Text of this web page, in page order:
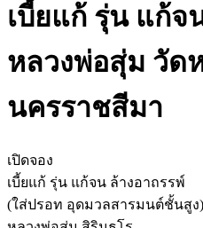
เบี้ยแก้ รุ่น แก้จ
หลวงพ่อสุ่ม วัด
นครราชสีมา
เปิดจอง
เบี้ยแก้ รุ่น แก้จน ล้างอาถรรพ์
(ใส่ปรอท อุดมวลสารมนต์ชั้นสูง)